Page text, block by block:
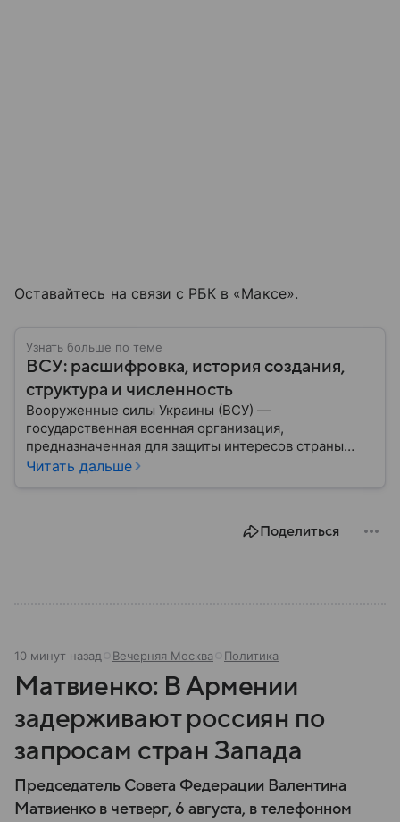
Оставайтесь на связи с РБК в «Максе».
Узнать больше по теме
ВСУ: расшифровка, история создания,
структура и численность
Вооруженные силы Украины (ВСУ) —
государственная военная организация,
предназначенная для защиты интересов страны
военным путем. Была создана после
Читать дальше
Поделиться
10 минут назад Вечерняя Москва Политика
Матвиенко: В Армении
задерживают россиян по
запросам стран Запада
Председатель Совета Федерации Валентина
Матвиенко в четверг, 6 августа, в телефонном